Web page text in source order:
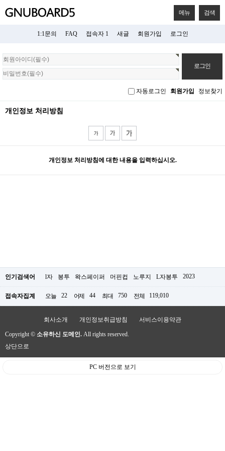
메뉴 검색
1:1문의 FAQ 접속자 1 새글 회원가입 로그인
회
원
로
자동로그인 회원가입 정보찾기
개인정보 처리방침
개인정보 처리방침에 대한 내용을 입력하십시오.
인기검색어 l자 봉투 왁스페이퍼 머핀컵 노루지 L자봉투 2023
접속자집계 오늘 22 어제 44 최대 750 전체 119,010
회사소개 개인정보취급방침 서비스이용약관
Copyright © 소유하신 도메인. All rights reserved.
상단으로
PC 버전으로 보기